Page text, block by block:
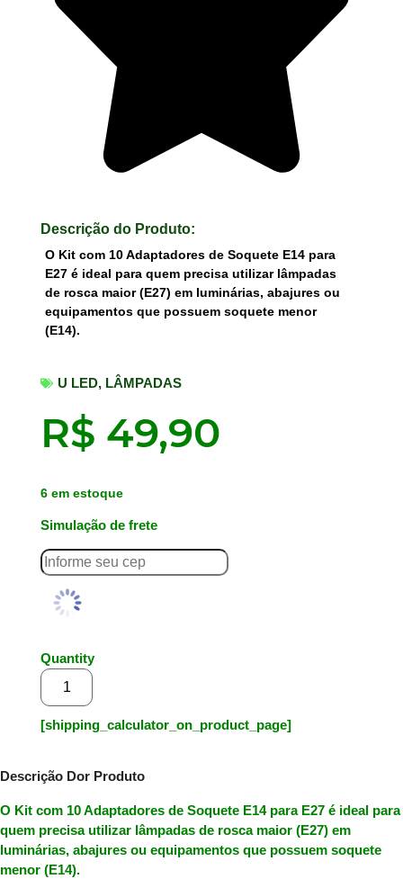
Descrição do Produto:
O Kit com 10 Adaptadores de Soquete E14 para
E27 é ideal para quem precisa utilizar lâmpadas
de rosca maior (E27) em luminárias, abajures ou
equipamentos que possuem soquete menor
(E14).
U LED, LÂMPADAS
R$ 49,90
6 em estoque
Simulação de frete
Quantity
[shipping_calculator_on_product_page]
Descrição Dor Produto
O Kit com 10 Adaptadores de Soquete E14 para E27 é ideal para
quem precisa utilizar lâmpadas de rosca maior (E27) em
luminárias, abajures ou equipamentos que possuem soquete
menor (E14).